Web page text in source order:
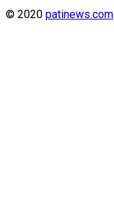
© 2020 patinews.com